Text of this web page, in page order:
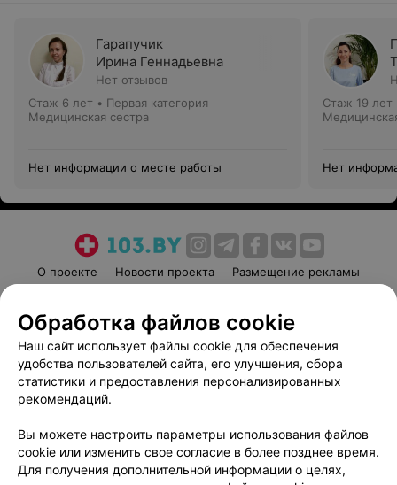
Гарапучик
Ирина Геннадьевна
Нет отзывов
Стаж 6 лет • Первая категория
Медицинская сестра
Нет информации о месте работы
Стаж 19 лет
Нет
О проекте Новости проекта
Размещение рекламы
Пользовательское соглашение
Способы оплаты
Вакансии
Партнеры
Написать руководителю 103.by
Обработка персональных данных
Обработка файлов cookie
Наш сайт использует файлы cookie для обеспечения
удобства пользователей сайта, его улучшения, сбора
статистики и предоставления персонализированных
рекомендаций.
Вы можете настроить параметры использования файлов
cookie или изменить свое согласие в более позднее время.
Для получения дополнительной информации о целях,